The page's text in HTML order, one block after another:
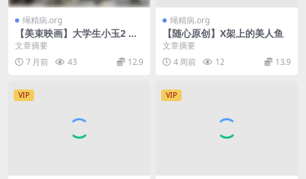
绳精病.org
【美束映画】大学生小玉2 反
扭抓捕，胶带堵嘴，扎带押
解，反铐脚镣，五花大绑，驷
马挣…
文章摘要
7 月前
43 12.9
绳精病.org
【随心原创】X架上的美人鱼
文章摘要
4 周前
12 13.9
VIP VIP